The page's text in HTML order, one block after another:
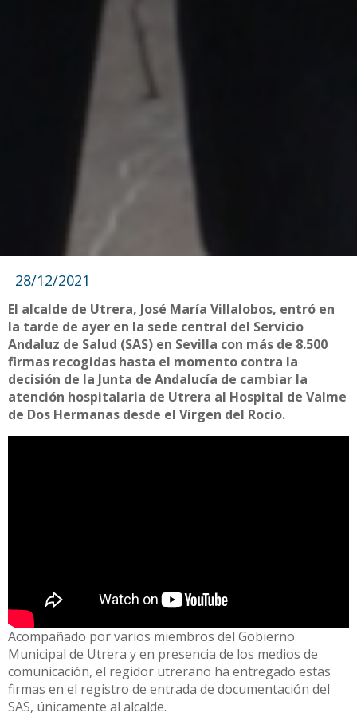
28/12/2021
El alcalde de Utrera, José María Villalobos, entró en
la tarde de ayer en la sede central del Servicio
Andaluz de Salud (SAS) en Sevilla con más de 8.500
firmas recogidas hasta el momento contra la
decisión de la Junta de Andalucía de cambiar la
atención hospitalaria de Utrera al Hospital de Valme
de Dos Hermanas desde el Virgen del Rocío.
Acompañado por varios miembros del Gobierno
Municipal de Utrera y en presencia de los medios de
comunicación, el regidor utrerano ha entregado estas
firmas en el registro de entrada de documentación del
SAS, únicamente al alcalde.